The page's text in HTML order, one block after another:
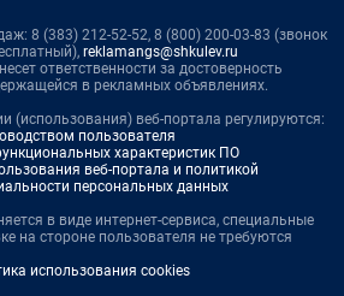
8 (383) 212-52-52, 8 (800) 200-03-83 (звонок
reklamangs@shkulev.ru
ответственности за достоверность
в рекламных объявлениях.
(использования) веб-портала регулируются:
пользователя
характеристик ПО
веб-портала и политикой
персональных данных
в виде интернет-сервиса, специальные
на стороне пользователя не требуются
использования cookies